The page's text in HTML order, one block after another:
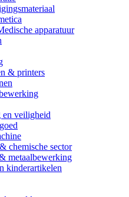
apparatuur
& printers
veiligheid
chemische sector
metaalbewerking
kinderartikelen